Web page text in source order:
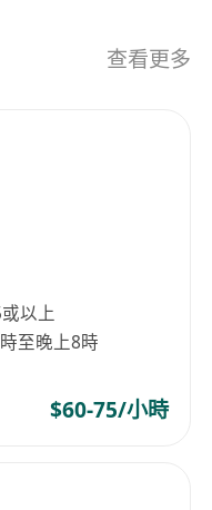
升顧客選購效率與
況，協助維持庫存
列調整，協同陳列
持店內環境整潔、
服裝銷售相關工作
應徵，公司提供在
。
查看更多
以上
至晚上8時
$60-75/小時